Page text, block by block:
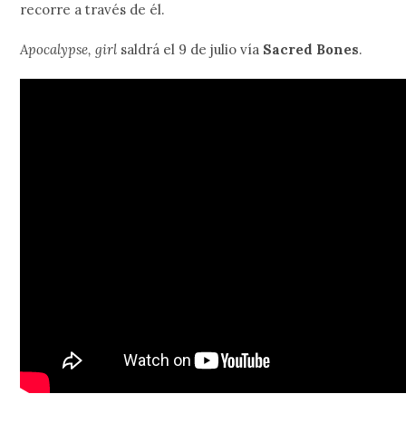
recorre a través de él.
Apocalypse, girl saldrá el 9 de julio vía Sacred Bones.